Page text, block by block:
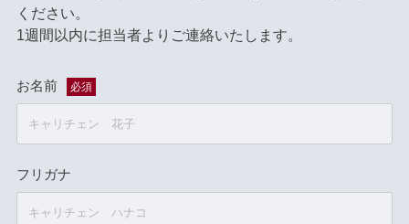
ください。
1週間以内に担当者よりご連絡いたします。
お名前 必須
フリガナ